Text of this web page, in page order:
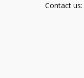
Contact us: